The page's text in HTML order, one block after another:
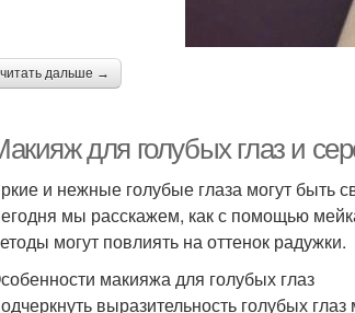
читать дальше →
для голубых глаз и
и нежные голубые глаза могут быть
мы расскажем, как с помощью
могут повлиять на оттенок радужки.
макияжа для голубых глаз
выразительность голубых